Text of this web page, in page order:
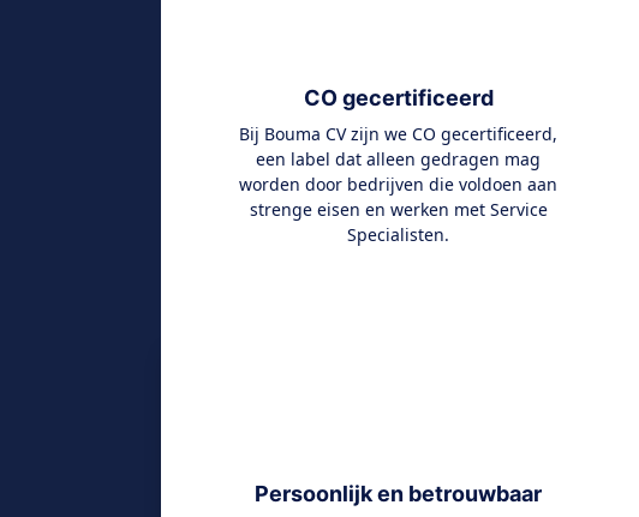
CO gecertificeerd
Bij Bouma CV zijn we CO gecertificeerd,
een label dat alleen gedragen mag
worden door bedrijven die voldoen aan
strenge eisen en werken met Service
Specialisten.
Persoonlijk en betrouwbaar